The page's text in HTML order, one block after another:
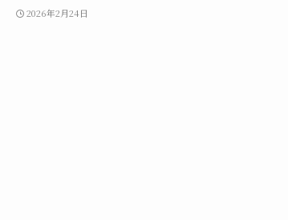
2026年2月24日